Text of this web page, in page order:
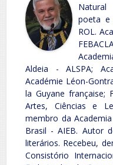
Natural
poeta e
ROL.
Aldeia - ALSPA;
Académie Léon-
la Guyane française;
Artes, Ciências e
membro da
Brasil - AIEB. Autor
literários. Recebeu,
Consistório